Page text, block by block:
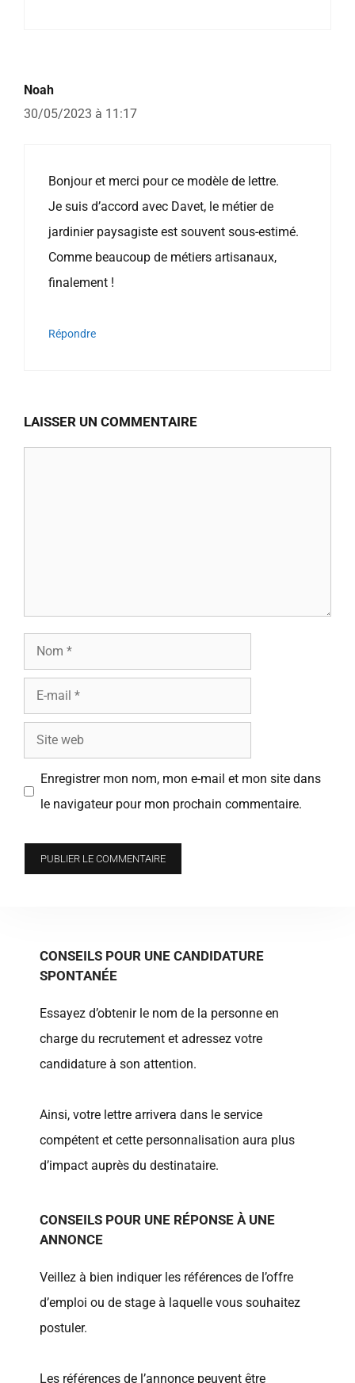
Noah
30/05/2023 à 11:17
Bonjour et merci pour ce modèle de lettre.
Je suis d’accord avec Davet, le métier de
jardinier paysagiste est souvent sous-estimé.
Comme beaucoup de métiers artisanaux,
finalement !
Répondre
LAISSER UN COMMENTAIRE
Nom
mail
Site
web
Enregistrer mon nom, mon e-mail et mon site dans
le navigateur pour mon prochain commentaire.
CONSEILS POUR UNE CANDIDATURE
SPONTANÉE
Essayez d’obtenir le nom de la personne en
charge du recrutement et adressez votre
candidature à son attention.
Ainsi, votre lettre arrivera dans le service
compétent et cette personnalisation aura plus
d’impact auprès du destinataire.
CONSEILS POUR UNE RÉPONSE À UNE
ANNONCE
Veillez à bien indiquer les références de l’offre
d’emploi ou de stage à laquelle vous souhaitez
postuler.
Les références de l’annonce peuvent être